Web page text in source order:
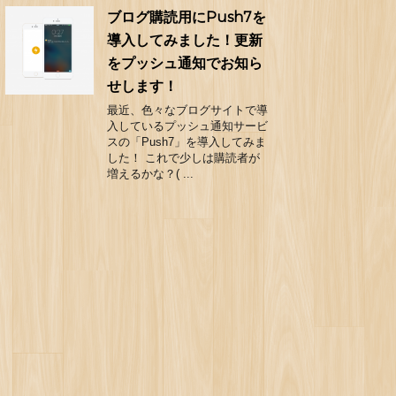
ブログ購読用にPush7を
導入してみました！更新
をプッシュ通知でお知ら
せします！
最近、色々なブログサイトで導
入しているプッシュ通知サービ
スの「Push7」を導入してみま
した！ これで少しは購読者が
増えるかな？( ...